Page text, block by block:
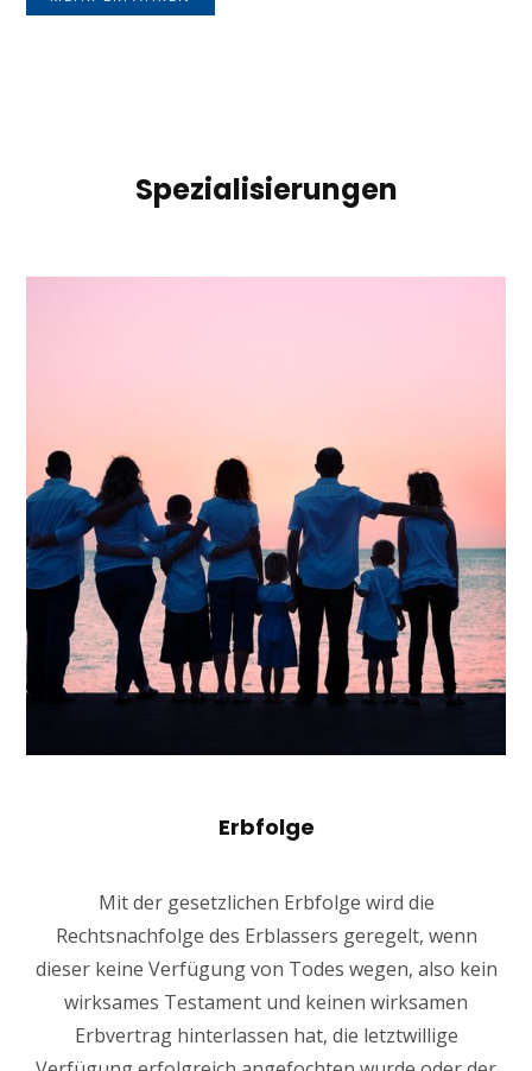
Spezialisierungen
Erbfolge
Mit der gesetzlichen Erbfolge wird die
Rechtsnachfolge des Erblassers geregelt, wenn
dieser keine Verfügung von Todes wegen, also kein
wirksames Testament und keinen wirksamen
Erbvertrag hinterlassen hat, die letztwillige